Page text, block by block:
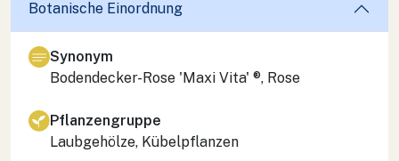
Botanische Einordnung
Synonym
Bodendecker-Rose 'Maxi Vita' ®, Rose
Pflanzengruppe
Laubgehölze, Kübelpflanzen